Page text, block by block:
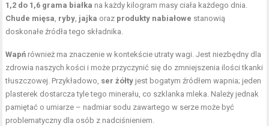
1,2 do 1,6 grama białka na każdy kilogram masy ciała każdego dnia.
Chude mięsa, ryby, jajka oraz produkty nabiałowe stanowią
doskonałe źródła tego składnika.
Wapń również ma znaczenie w kontekście utraty wagi. Jest niezbędny dla
zdrowia naszych kości i może przyczynić się do zmniejszenia ilości tkanki
tłuszczowej. Przykładowo, ser żółty jest bogatym źródłem wapnia; jeden
plasterek dostarcza tyle tego minerału, co szklanka mleka. Należy jednak
pamiętać o umiarze – nadmiar sodu zawartego w serze może być
problematyczny dla osób z nadciśnieniem.